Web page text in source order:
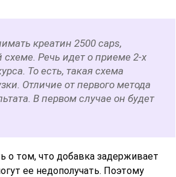
креатин 2500 caps,
схеме. Речь идет о приеме 2-х
То есть, такая схема
Отличие от первого метода
В первом случае он будет
о том, что добавка задерживает
ее недополучать. Поэтому